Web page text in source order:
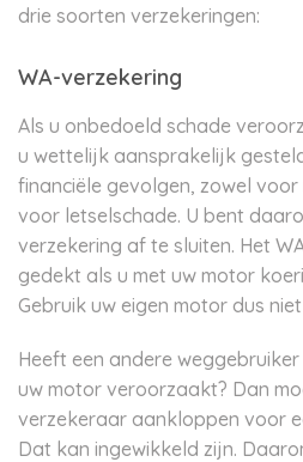
drie soorten verzekeringen:
WA-verzekering
Als u onbedoeld schade
u wettelijk aansprakelijk
financiële gevolgen, zowel
voor letselschade. U bent
verzekering af te sluiten. Het
gedekt als u met uw motor
Gebruik uw eigen motor dus
Heeft een andere
uw motor veroorzaakt? Dan
verzekeraar aankloppen voor
Dat kan ingewikkeld zijn.